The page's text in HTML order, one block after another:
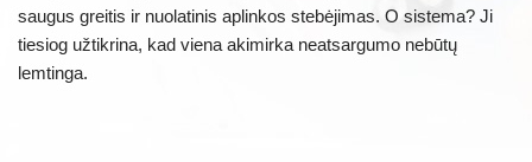
saugus greitis ir nuolatinis aplinkos stebėjimas. O sistema? Ji
tiesiog užtikrina, kad viena akimirka neatsargumo nebūtų
lemtinga.